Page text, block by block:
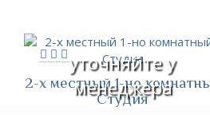
уточняйте у
менеджера
2-х местный 1-но
Студия